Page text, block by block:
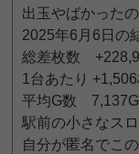
出玉やばかった
2025年6月6日の
総差枚数
1台あたり
平均G数 7,137G
駅前の小さなスロ
自分が匿名でこ